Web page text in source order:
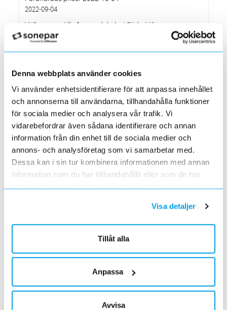
Denna webbplats använder cookies
Vi använder enhetsidentifierare för att anpassa innehållet
och annonserna till användarna, tillhandahålla funktioner
för sociala medier och analysera vår trafik. Vi
vidarebefordrar även sådana identifierare och annan
information från din enhet till de sociala medier och
annons- och analysföretag som vi samarbetar med.
Dessa kan i sin tur kombinera informationen med annan
information som du har tillhandahållit eller som de har
samlat in när du har använt deras tjänster.
Visa detaljer
Tillåt alla
Anpassa
Avvisa
2022-09-04
Välkommen till våra nya lokaler i Södertälje
2022-05-31
Den 1 juni har vi ny adress i Södertälje
2022-05-27
Grundkurs för installatörer av Charge Amps produkter
En grundläggande certifieringsutbildning för installatörer
Förändrade priser 2022-05-01
2022-03-31
Med anledning av stigande råvarupriser.
Ecovadis ger Elektroskandia högsta betyg inom
hållbarhetsarbete
2022-03-21
Det oberoende analysföretaget Ecovadis har tilldelat
har Elektroskandia adresserat och tagit avstånd från alla
Med anledning av stigande komponent- och metallpriser.
Prisavisering per den 4:e januari 2022